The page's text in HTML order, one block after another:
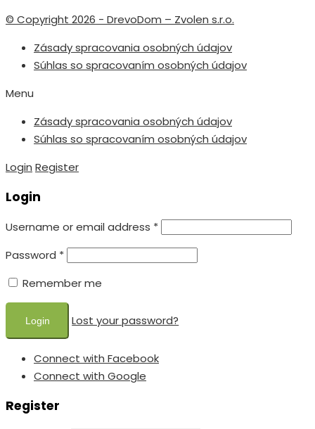
© Copyright 2026 - DrevoDom – Zvolen s.r.o.
Zásady spracovania osobných údajov
Súhlas so spracovaním osobných údajov
Menu
Zásady spracovania osobných údajov
Súhlas so spracovaním osobných údajov
Login Register
Login
Username or email address *
Password *
Remember me
Lost your password?
Connect with Facebook
Connect with Google
Register